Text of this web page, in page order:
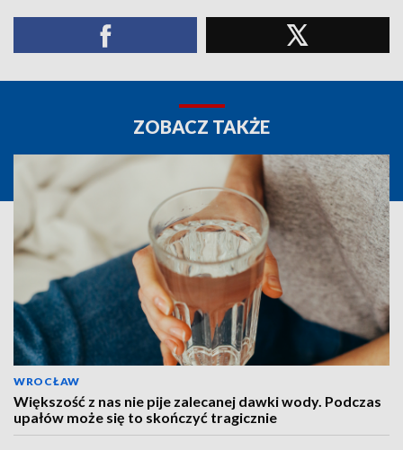
ZOBACZ TAKŻE
WROCŁAW
Większość z nas nie pije zalecanej dawki wody. Podczas
upałów może się to skończyć tragicznie